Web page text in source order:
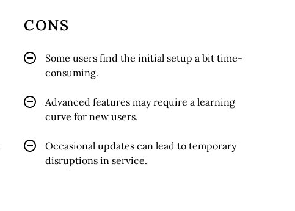
CONS
Some users find the initial setup a bit time-
consuming.
Advanced features may require a learning
curve for new users.
Occasional updates can lead to temporary
disruptions in service.